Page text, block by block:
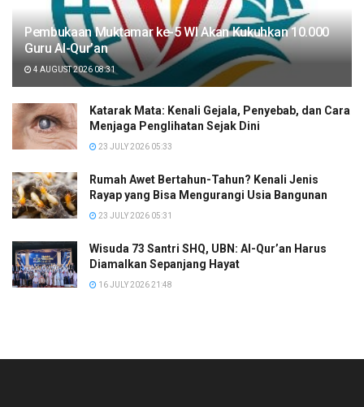
Pembukaan Muktamar ke-5 WI Akan Kukuhkan 10.000
Guru Al-Qur’an
4 AUGUST 2026 08:31
Katarak Mata: Kenali Gejala, Penyebab, dan Cara
Menjaga Penglihatan Sejak Dini
23 JULY 2026 05:33
Rumah Awet Bertahun-Tahun? Kenali Jenis
Rayap yang Bisa Mengurangi Usia Bangunan
23 JULY 2026 05:31
Wisuda 73 Santri SHQ, UBN: Al-Qur’an Harus
Diamalkan Sepanjang Hayat
16 JULY 2026 21:48